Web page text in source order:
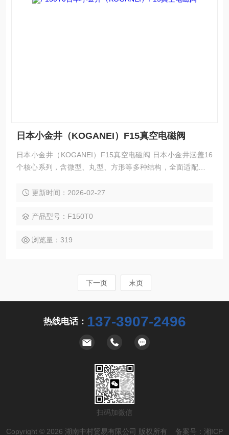
日本小金井（KOGANEI）F15真空电磁阀
日本小金井（KOGANEI）F15真空电磁阀 日本小金井涵盖16
个核心系列，含微型、丸型、方形等多种结构，全面适配不同
片设计，无卡滞、低泄漏、免润滑，兼具紧凑轻量化、低能
供精准可靠的真空控制解决方案，助力企业优化设备、提升效
更新时间：2026-02-27
产品型号：F150T0
浏览量：319
下一页 末页
热线电话： 137-3907-2496
扫码加微信
Copyright © 2026 湖南中村贸易有限公司 版权所有 备案号： 湘ICP